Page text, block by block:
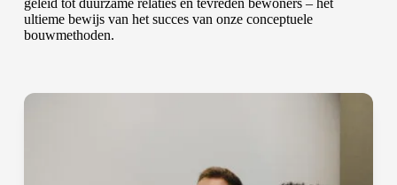
geleid tot duurzame relaties en tevreden bewoners – het
ultieme bewijs van het succes van onze conceptuele
bouwmethoden.